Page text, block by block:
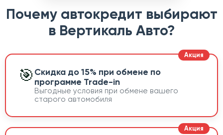
Почему автокредит выбирают
в Вертикаль Авто?
🎯 Скидка до 15% при обмене по
программе Trade-in
Выгодные условия при обмене вашего
старого автомобиля